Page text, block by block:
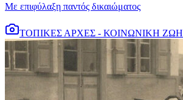
Με επιφύλαξη παντός δικαιώματος
ΤΟΠΙΚΕΣ ΑΡΧΕΣ - ΚΟΙΝΩΝΙΚΗ ΖΩΗ